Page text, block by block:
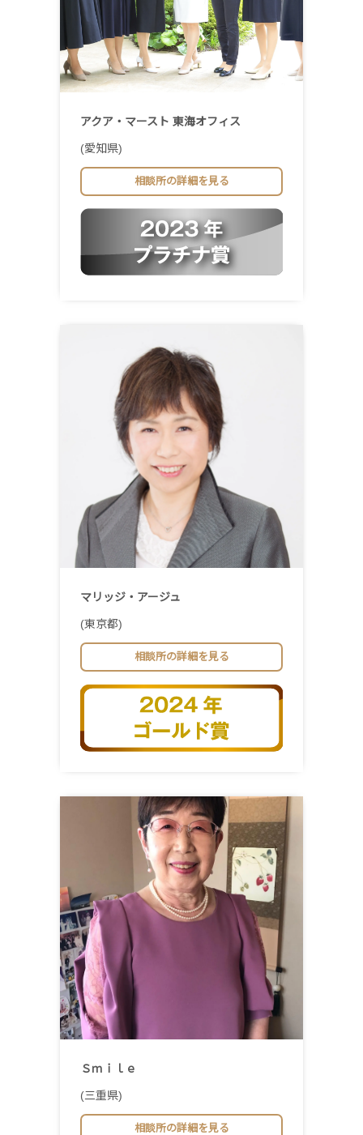
アクア・マースト 東海オフィス
(愛知県)
相談所の詳細を見る
マリッジ・アージュ
(東京都)
相談所の詳細を見る
Ｓｍｉｌｅ
(三重県)
相談所の詳細を見る